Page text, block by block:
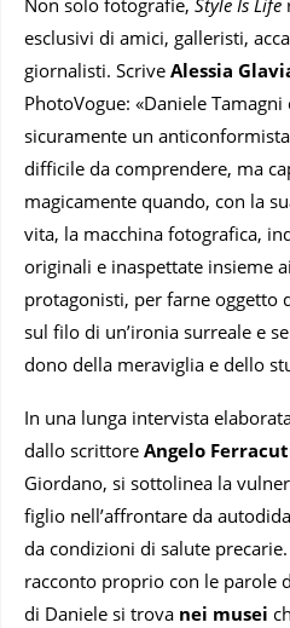
Non solo fotografie, Style Is Life
esclusivi di amici, galleristi,
giornalisti. Scrive Alessia
PhotoVogue: «Daniele Tamagni
sicuramente un
difficile da comprendere, ma
magicamente quando, con la
vita, la macchina fotografica,
originali e inaspettate insieme
protagonisti, per farne oggetto
sul filo di un’ironia surreale e
dono della meraviglia e dello
In una lunga intervista
dallo scrittore Angelo
Giordano, si sottolinea la
figlio nell’affrontare da
da condizioni di salute
racconto proprio con le parole
di Daniele si trova nei musei